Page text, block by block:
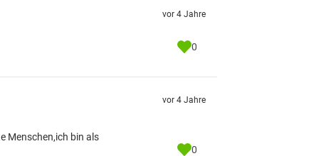
vor 4 Jahre
0
Menschen,ich bin als
vor 4 Jahre
0